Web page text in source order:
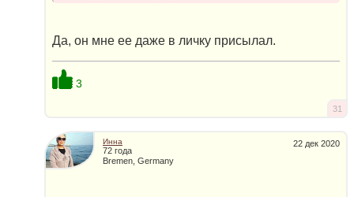
Да, он мне ее даже в личку присылал.
3
31
22 дек 2020
Инна
72 года
Bremen, Germany